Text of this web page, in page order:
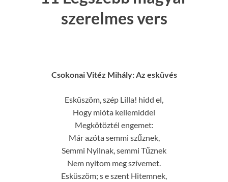
szerelmes vers
Csokonai Vitéz Mihály: Az esküvés
Esküszöm, szép Lilla! hidd el,
Hogy mióta kellemiddel
Megkötöztél engemet:
Már azóta semmi szűznek,
Semmi Nyilnak, semmi Tűznek
Nem nyitom meg szívemet.
Esküszöm; s e szent Hitemnek,